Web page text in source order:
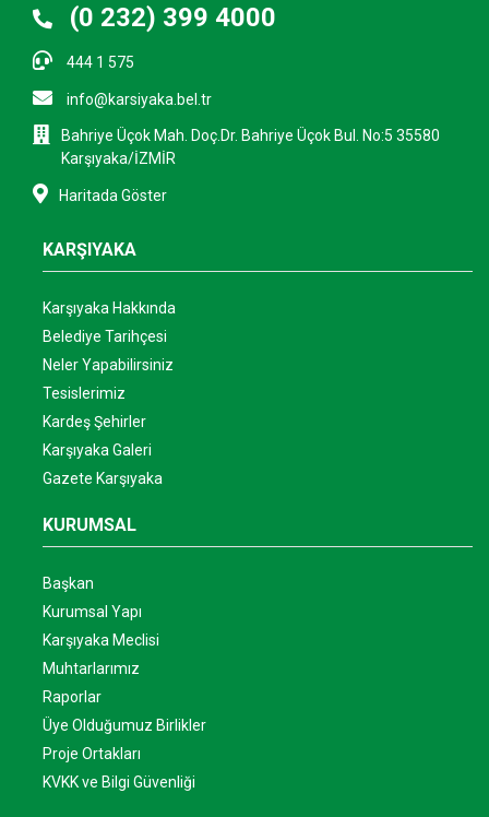
(0 232) 399 4000
444 1 575
info@karsiyaka.bel.tr
Bahriye Üçok Mah. Doç.Dr. Bahriye Üçok Bul. No:5 35580
Karşıyaka/İZMİR
Haritada Göster
KARŞIYAKA
Karşıyaka Hakkında
Belediye Tarihçesi
Neler Yapabilirsiniz
Tesislerimiz
Kardeş Şehirler
Karşıyaka Galeri
Gazete Karşıyaka
KURUMSAL
Başkan
Kurumsal Yapı
Karşıyaka Meclisi
Muhtarlarımız
Raporlar
Üye Olduğumuz Birlikler
Proje Ortakları
KVKK ve Bilgi Güvenliği